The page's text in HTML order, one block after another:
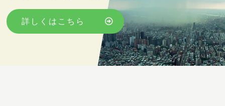
詳しくはこちら